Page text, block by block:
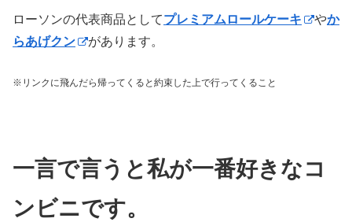
ローソンの代表商品としてプレミアムロールケーキ やか
らあげクン
があります。
※リンクに飛んだら帰ってくると約束した上で行ってくること
一言で言うと私が一番好きなコ
ンビニです。